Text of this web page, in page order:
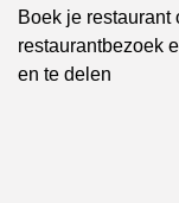
Boek je
restaurantbezoek
en te delen